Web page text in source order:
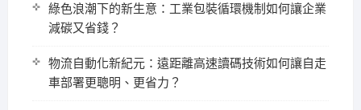
綠色浪潮下的新生意：工業包裝循環機制如何讓企業
減碳又省錢？
物流自動化新紀元：遠距離高速讀碼技術如何讓自走
車部署更聰明、更省力？